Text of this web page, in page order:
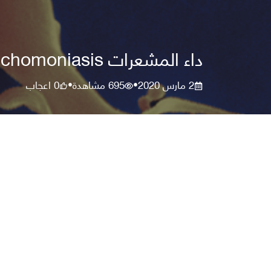
داء المشعرات Trichomoniasis الأسباب والأعراض والتشخيص والعلاج
2 مارس 2020 •
695مشاهدة•
0اعجاب